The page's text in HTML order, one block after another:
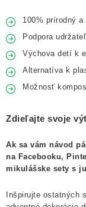
100% prírodný a
Podpora
Výchova detí k
Alternatíva k
Možnosť
Zdieľajte svoje
Ak sa vám návod
na Facebooku,
mikulášske sety s
Inšpirujte ostatných